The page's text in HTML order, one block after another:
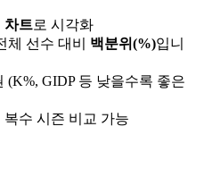
차트로 시각화
체 선수 대비 백분위(%)입니
(K%, GIDP 등 낮을수록 좋은
수 시즌 비교 가능